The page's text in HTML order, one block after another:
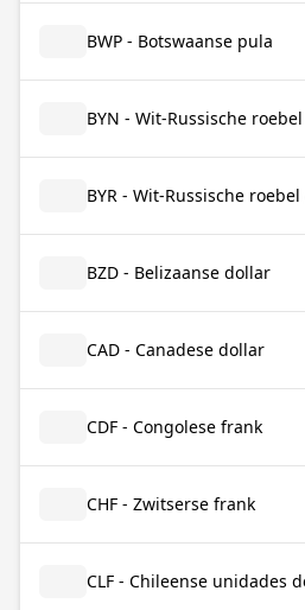
BWP - Botswaanse pula
BYN - Wit-Russische roebel
BYR - Wit-Russische roebel
BZD - Belizaanse dollar
CAD - Canadese dollar
CDF - Congolese frank
CHF - Zwitserse frank
CLF - Chileense unidades